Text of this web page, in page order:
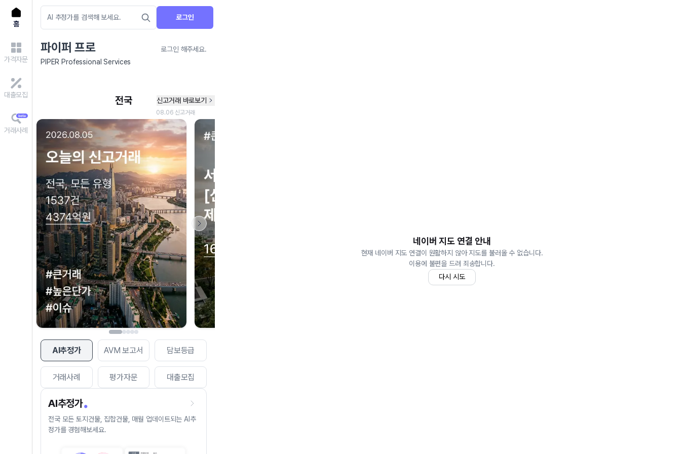
홈
가격자문
대출모집
거래사례
로그인
파이퍼 프로
로그인 해주세요.
PIPER Professional Services
AI추정가 AVM 보고서 담보등급
거래사례 평가자문 대출모집
AI추정가
전국 모든 토지건물, 집합건물, 매월 업데이트되는 AI추
정가를 경험해보세요.
네이버 지도 연결 안내
현재 네이버 지도 연결이 원활하지 않아 지도를 불러올 수 없습니다.
이용에 불편을 드려 죄송합니다.
다시 시도